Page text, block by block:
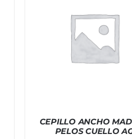
CEPILLO ANCHO
PELOS CUELLO